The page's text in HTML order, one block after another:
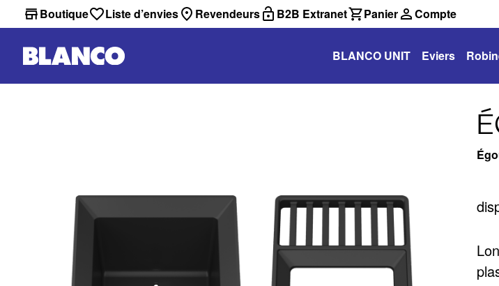
Boutique Liste d’envies Revendeurs B2B Extranet Panier Compte
BLANCO UNIT Eviers